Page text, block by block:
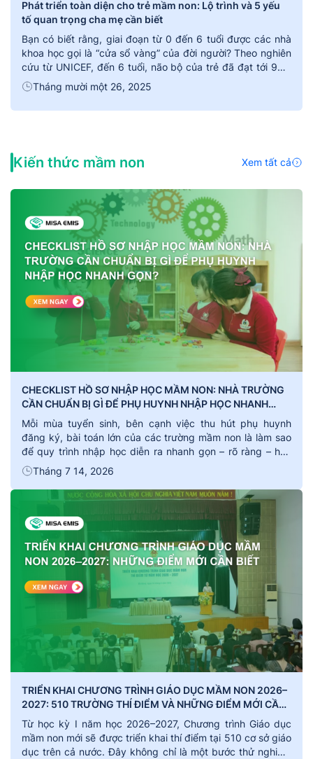
Phát triển toàn diện cho trẻ mầm non: Lộ trình và 5 yếu
tố quan trọng cha mẹ cần biết
Bạn có biết rằng, giai đoạn từ 0 đến 6 tuổi được các nhà
khoa học gọi là “cửa sổ vàng” của đời người? Theo nghiên
cứu từ UNICEF, đến 6 tuổi, não bộ của trẻ đã đạt tới 90%
kích thước não người trưởng thành. Đây là khoảng thời
gian định hình không chỉ […]
Tháng mười một 26, 2025
Kiến thức mầm non Xem tất cả
CHECKLIST HỒ SƠ NHẬP HỌC MẦM NON: NHÀ TRƯỜNG
CẦN CHUẨN BỊ GÌ ĐỂ PHỤ HUYNH NHẬP HỌC NHANH
GỌN?
Mỗi mùa tuyển sinh, bên cạnh việc thu hút phụ huynh
đăng ký, bài toán lớn của các trường mầm non là làm sao
để quy trình nhập học diễn ra nhanh gọn – rõ ràng – hạn
chế sai sót. Một checklist hồ sơ đầy đủ và quy trình hướng
dẫn cụ thể không chỉ […]
Tháng 7 14, 2026
TRIỂN KHAI CHƯƠNG TRÌNH GIÁO DỤC MẦM NON 2026–
2027: 510 TRƯỜNG THÍ ĐIỂM VÀ NHỮNG ĐIỂM MỚI CẦN
BIẾT
Từ học kỳ I năm học 2026–2027, Chương trình Giáo dục
mầm non mới sẽ được triển khai thí điểm tại 510 cơ sở giáo
dục trên cả nước. Đây không chỉ là một bước thử nghiệm